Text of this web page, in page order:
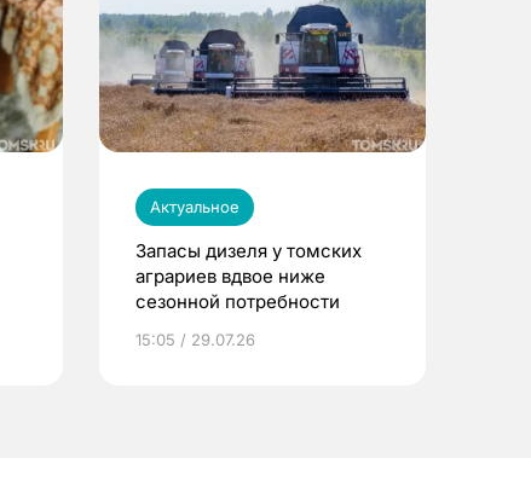
Актуальное
Запасы дизеля у томских
аграриев вдвое ниже
сезонной потребности
15:05 / 29.07.26